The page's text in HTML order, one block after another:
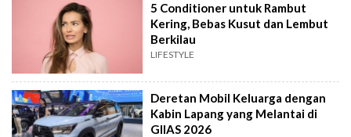
5 Conditioner untuk Rambut
Kering, Bebas Kusut dan Lembut
Berkilau
LIFESTYLE
Deretan Mobil Keluarga dengan
Kabin Lapang yang Melantai di
GIIAS 2026